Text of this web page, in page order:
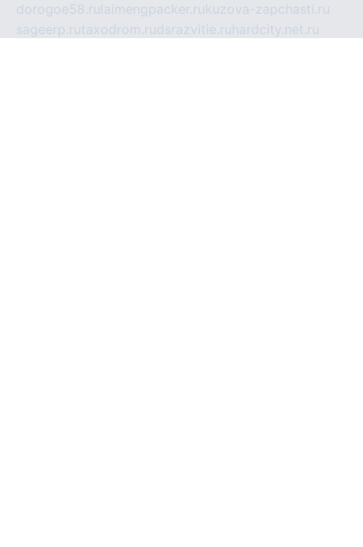
dorogoe58.ru laimengpacker.rukuzova-zapchasti.ru
sageerp.rutaxodrom.rudsrazvitie.ru hardcity.net.ru